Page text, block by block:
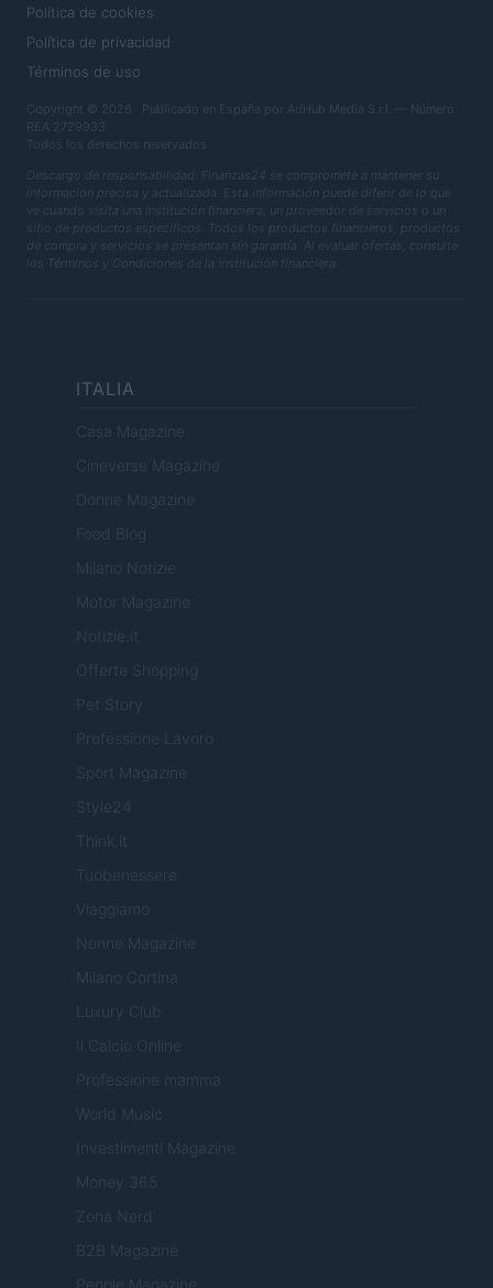
Política de cookies
Política de privacidad
Términos de uso
Copyright © 2026 · Publicado en España por AdHub Media S.r.l. — Número
REA 2729933
Todos los derechos reservados
Descargo de responsabilidad: Finanzas24 se compromete a mantener su
información precisa y actualizada. Esta información puede diferir de lo que
ve cuando visita una institución financiera, un proveedor de servicios o un
sitio de productos específicos. Todos los productos financieros, productos
de compra y servicios se presentan sin garantía. Al evaluar ofertas, consulte
los Términos y Condiciones de la institución financiera.
ITALIA
Casa Magazine
Cineverse Magazine
Donne Magazine
Food Blog
Milano Notizie
Motor Magazine
Notizie.it
Offerte Shopping
Pet Story
Professione Lavoro
Sport Magazine
Style24
Think.it
Tuobenessere
Viaggiamo
Nonne Magazine
Milano Cortina
Luxury Club
Il Calcio Online
Professione mamma
World Music
Investimenti Magazine
Money 365
Zona Nerd
B2B Magazine